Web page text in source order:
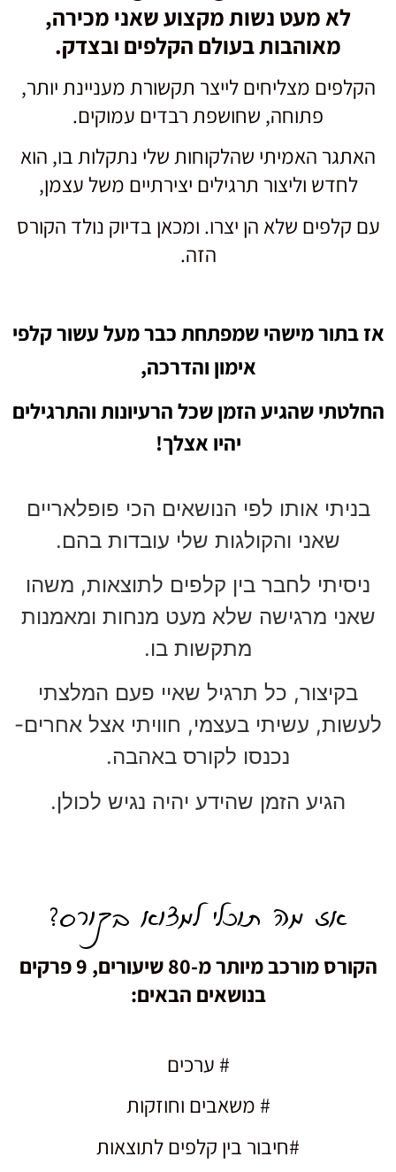
לא מעט נשות מקצוע שאני מכירה,
מאוהבות בעולם הקלפים ובצדק.
הקלפים מצליחים לייצר תקשורת מעניינת יותר,
פתוחה, שחושפת רבדים עמוקים.
האתגר האמיתי שהלקוחות שלי נתקלות בו, הוא
לחדש וליצור תרגילים יצירתיים משל עצמן,
עם קלפים שלא הן יצרו. ומכאן בדיוק נולד הקורס
הזה.
אז בתור מישהי שמפתחת כבר מעל עשור קלפי
אימון והדרכה,
החלטתי שהגיע הזמן שכל הרעיונות והתרגילים
יהיו אצלך!
בניתי אותו לפי הנושאים הכי פופלאריים
שאני והקולגות שלי עובדות בהם.
ניסיתי לחבר בין קלפים לתוצאות, משהו
שאני מרגישה שלא מעט מנחות ומאמנות
מתקשות בו.
בקיצור, כל תרגיל שאיי פעם המלצתי
לעשות, עשיתי בעצמי, חוויתי אצל אחרים-
נכנסו לקורס באהבה.
הגיע הזמן שהידע יהיה נגיש לכולן.
אז מה תוכלי למצוא בקורס?
הקורס מורכב מיותר מ-80 שיעורים, 9 פרקים
בנושאים הבאים:
# ערכים
# משאבים וחוזקות
#חיבור בין קלפים לתוצאות